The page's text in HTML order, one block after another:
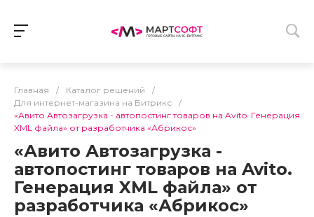
Главная / Каталог решений
/
Для интернет-магазина на Битрикс
/
«Авито Автозагрузка - автопостинг товаров на Avito. Генерация
XML файла» от разработчика «Абрикос»
«Авито Автозагрузка -
автопостинг товаров на Avito.
Генерация XML файла» от
разработчика «Абрикос»